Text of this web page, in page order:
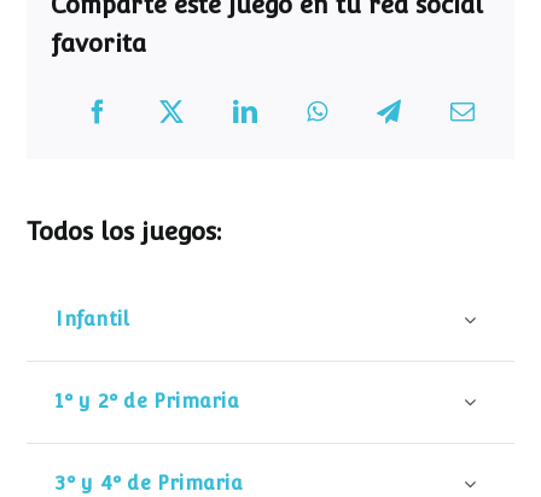
favorita
Todos los juegos:
Infantil
1º y 2º de Primaria
3º y 4º de Primaria